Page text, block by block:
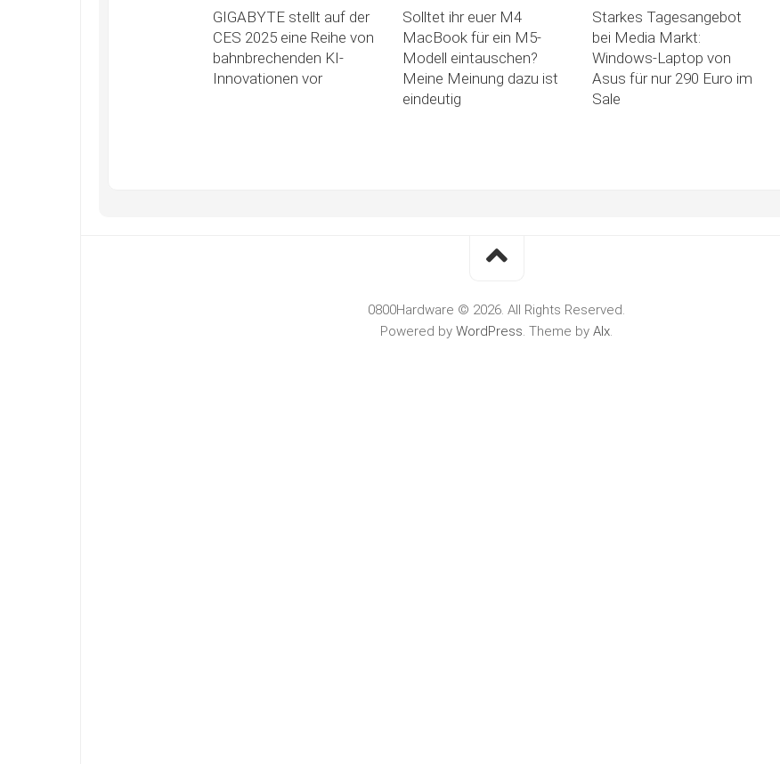
GIGABYTE stellt auf der
CES 2025 eine Reihe von
bahnbrechenden KI-
Innovationen vor
Solltet ihr euer M4
MacBook für ein M5-
Modell eintauschen?
Meine Meinung dazu ist
eindeutig
Starkes Tagesangebot
bei Media Markt:
Windows-Laptop von
Asus für nur 290 Euro im
Sale
0800Hardware © 2026. All Rights Reserved.
Powered by WordPress. Theme by Alx.